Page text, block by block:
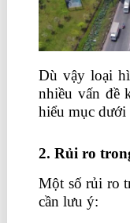
Dù vậy loại
nhiều vấn đề
hiểu mục dưới
2. Rủi ro
Một số rủi ro
cần lưu ý: